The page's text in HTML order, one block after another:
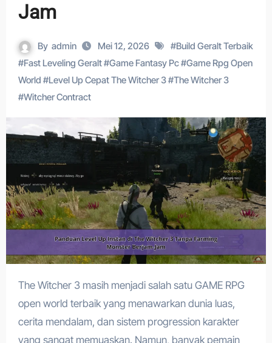
Jam
By admin Mei 12, 2026 #Build Geralt Terbaik
#Fast Leveling Geralt#Game Fantasy Pc#Game Rpg Open
World #Level Up Cepat The Witcher 3#The Witcher 3
#Witcher Contract
The Witcher 3 masih menjadi salah satu GAME RPG
open world terbaik yang menawarkan dunia luas,
cerita mendalam, dan sistem progression karakter
yang sangat memuaskan. Namun, banyak pemain